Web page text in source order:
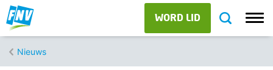
WORD LID
Nieuws